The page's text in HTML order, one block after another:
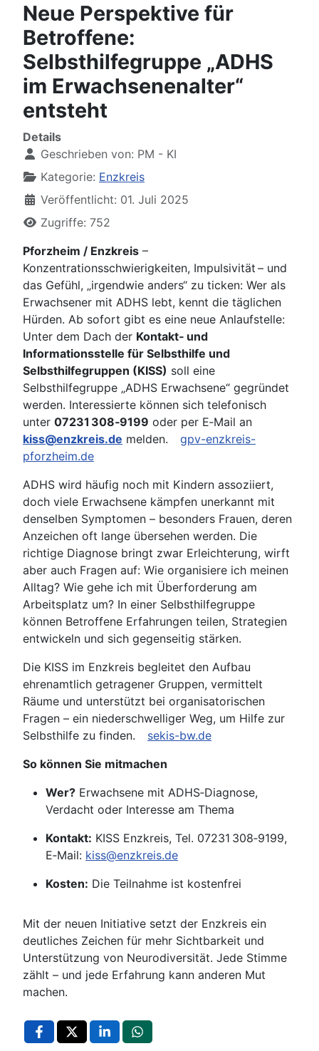
Neue Perspektive für
Betroffene:
Selbsthilfegruppe „ADHS
im Erwachsenenalter“
entsteht
Details
Geschrieben von: PM - KI
Kategorie: Enzkreis
Veröffentlicht: 01. Juli 2025
Zugriffe: 752
Pforzheim / Enzkreis –
Konzentrationsschwierigkeiten, Impulsivität – und
das Gefühl, „irgendwie anders“ zu ticken: Wer als
Erwachsener mit ADHS lebt, kennt die täglichen
Hürden. Ab sofort gibt es eine neue Anlaufstelle:
Unter dem Dach der Kontakt‑ und
Informationsstelle für Selbsthilfe und
Selbsthilfegruppen (KISS) soll eine
Selbsthilfegruppe „ADHS Erwachsene“ gegründet
werden. Interessierte können sich telefonisch
unter 07231 308‑9199 oder per E‑Mail an
kiss@enzkreis.de melden.
gpv-enzkreis-
pforzheim.de
ADHS wird häufig noch mit Kindern assoziiert,
doch viele Erwachsene kämpfen unerkannt mit
denselben Symptomen – besonders Frauen, deren
Anzeichen oft lange übersehen werden. Die
richtige Diagnose bringt zwar Erleichterung, wirft
aber auch Fragen auf: Wie organisiere ich meinen
Alltag? Wie gehe ich mit Überforderung am
Arbeitsplatz um? In einer Selbsthilfegruppe
können Betroffene Erfahrungen teilen, Strategien
entwickeln und sich gegenseitig stärken.
Die KISS im Enzkreis begleitet den Aufbau
ehrenamtlich getragener Gruppen, vermittelt
Räume und unterstützt bei organisatorischen
Fragen – ein niederschwelliger Weg, um Hilfe zur
Selbsthilfe zu finden.
sekis-bw.de
So können Sie mitmachen
Wer? Erwachsene mit ADHS‑Diagnose,
Verdacht oder Interesse am Thema
Kontakt: KISS Enzkreis, Tel. 07231 308‑9199,
E‑Mail: kiss@enzkreis.de
Kosten: Die Teilnahme ist kostenfrei
Mit der neuen Initiative setzt der Enzkreis ein
deutliches Zeichen für mehr Sichtbarkeit und
Unterstützung von Neurodiversität. Jede Stimme
zählt – und jede Erfahrung kann anderen Mut
machen.